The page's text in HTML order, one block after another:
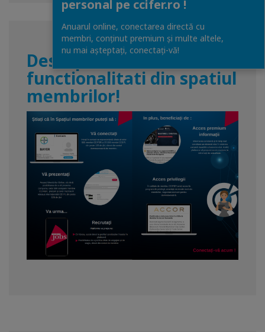
Descoperiti
functionalitati din spatiul
membrilor!
personal pe ccifer.ro !
Anuarul online, conectarea directă cu
membri, conținut premium și multe altele,
nu mai așteptați, conectaţi-vă!